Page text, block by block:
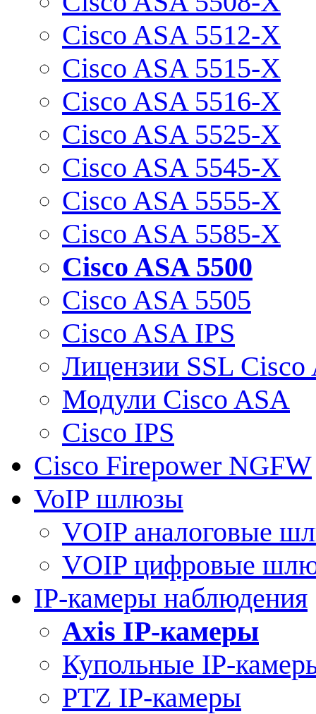
Cisco ASA 5512-X
Cisco ASA 5515-X
Cisco ASA 5516-X
Cisco ASA 5525-X
Cisco ASA 5545-X
Cisco ASA 5555-X
Cisco ASA 5585-X
Cisco ASA 5500
Cisco ASA 5505
Cisco ASA IPS
Лицензии SSL Cisco
Модули Cisco ASA
Cisco IPS
Cisco Firepower NGFW
VoIP шлюзы
VOIP аналоговые
VOIP цифровые
IP-камеры наблюдения
Axis IP-камеры
Купольные IP-
PTZ IP-камеры